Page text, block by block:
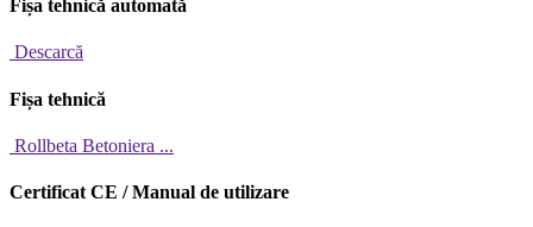
Fișa tehnică automată
Descarcă
Fișa tehnică
Rollbeta Betoniera ...
Certificat CE / Manual de utilizare